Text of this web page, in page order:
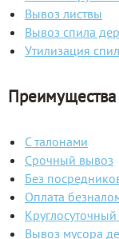
Вывоз листвы
Вывоз спила
Утилизация
Преимущества
С талонами
Срочный вывоз
Без
Оплата
Вывоз мусора